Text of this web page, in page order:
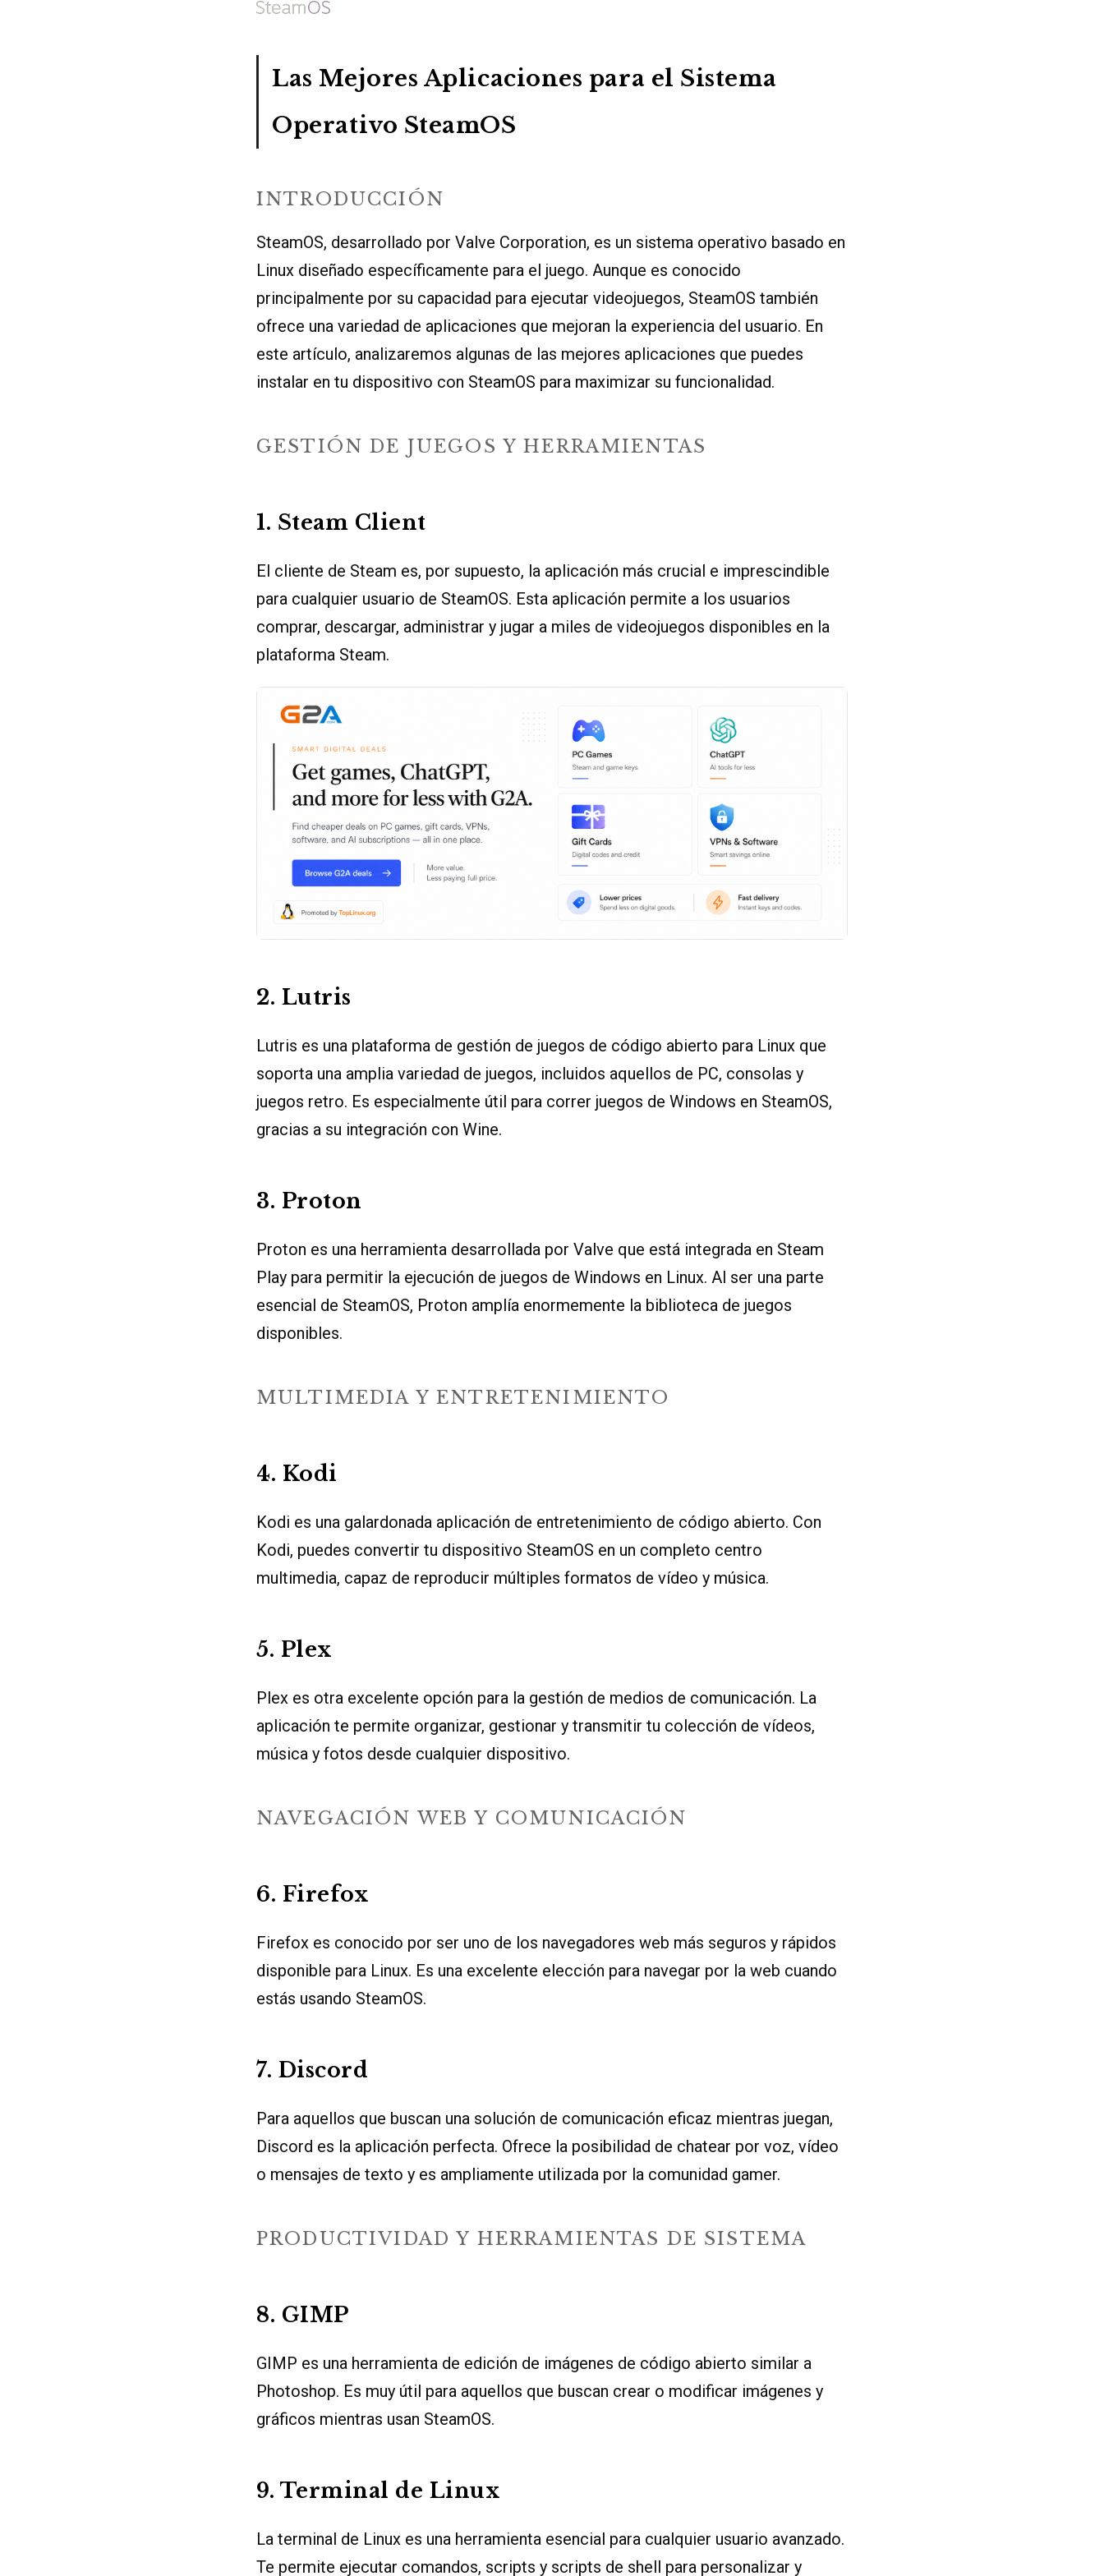
Las Mejores Aplicaciones para el Sistema
Operativo SteamOS
INTRODUCCIÓN
SteamOS, desarrollado por Valve Corporation, es un sistema operativo basado en
Linux diseñado específicamente para el juego. Aunque es conocido
principalmente por su capacidad para ejecutar videojuegos, SteamOS también
ofrece una variedad de aplicaciones que mejoran la experiencia del usuario. En
este artículo, analizaremos algunas de las mejores aplicaciones que puedes
instalar en tu dispositivo con SteamOS para maximizar su funcionalidad.
GESTIÓN DE JUEGOS Y HERRAMIENTAS
1. Steam Client
El cliente de Steam es, por supuesto, la aplicación más crucial e imprescindible
para cualquier usuario de SteamOS. Esta aplicación permite a los usuarios
comprar, descargar, administrar y jugar a miles de videojuegos disponibles en la
plataforma Steam.
2. Lutris
Lutris es una plataforma de gestión de juegos de código abierto para Linux que
soporta una amplia variedad de juegos, incluidos aquellos de PC, consolas y
juegos retro. Es especialmente útil para correr juegos de Windows en SteamOS,
gracias a su integración con Wine.
3. Proton
Proton es una herramienta desarrollada por Valve que está integrada en Steam
Play para permitir la ejecución de juegos de Windows en Linux. Al ser una parte
esencial de SteamOS, Proton amplía enormemente la biblioteca de juegos
disponibles.
MULTIMEDIA Y ENTRETENIMIENTO
4. Kodi
Kodi es una galardonada aplicación de entretenimiento de código abierto. Con
Kodi, puedes convertir tu dispositivo SteamOS en un completo centro
multimedia, capaz de reproducir múltiples formatos de vídeo y música.
5. Plex
Plex es otra excelente opción para la gestión de medios de comunicación. La
aplicación te permite organizar, gestionar y transmitir tu colección de vídeos,
música y fotos desde cualquier dispositivo.
NAVEGACIÓN WEB Y COMUNICACIÓN
6. Firefox
Firefox es conocido por ser uno de los navegadores web más seguros y rápidos
disponible para Linux. Es una excelente elección para navegar por la web cuando
estás usando SteamOS.
7. Discord
Para aquellos que buscan una solución de comunicación eficaz mientras juegan,
Discord es la aplicación perfecta. Ofrece la posibilidad de chatear por voz, vídeo
o mensajes de texto y es ampliamente utilizada por la comunidad gamer.
PRODUCTIVIDAD Y HERRAMIENTAS DE SISTEMA
8. GIMP
GIMP es una herramienta de edición de imágenes de código abierto similar a
Photoshop. Es muy útil para aquellos que buscan crear o modificar imágenes y
gráficos mientras usan SteamOS.
9. Terminal de Linux
La terminal de Linux es una herramienta esencial para cualquier usuario avanzado.
Te permite ejecutar comandos, scripts y scripts de shell para personalizar y